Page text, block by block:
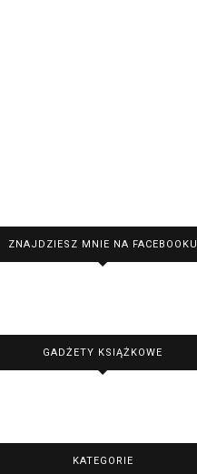
ZNAJDZIESZ MNIE NA FACEBOOKU
GADŻETY KSIĄŻKOWE
KATEGORIE